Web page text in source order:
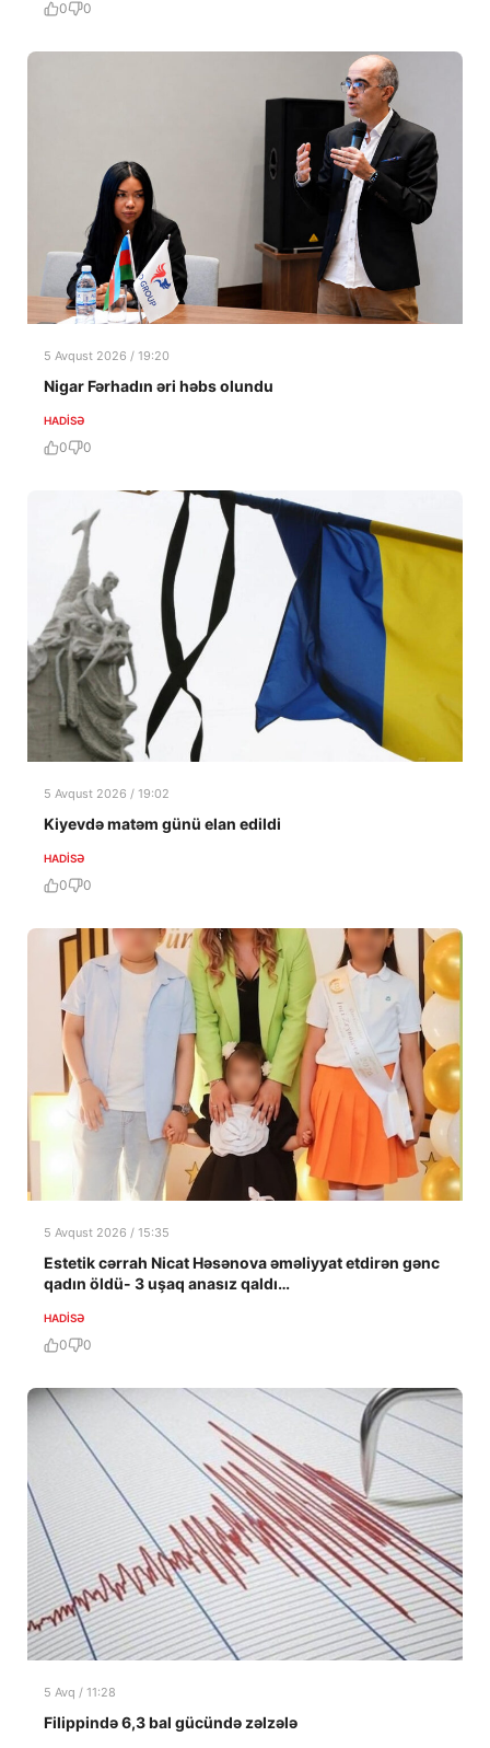
0 0
5 Avqust 2026 / 19:20
Nigar Fərhadın əri həbs olundu
HADISƏ
0 0
5 Avqust 2026 / 19:02
Kiyevdə matəm günü elan edildi
HADISƏ
0 0
5 Avqust 2026 / 15:35
Estetik cərrah Nicat Həsənova əməliyyat etdirən gənc
qadın öldü- 3 uşaq anasız qaldı…
HADISƏ
0 0
5 Avq / 11:28
Filippində 6,3 bal gücündə zəlzələ